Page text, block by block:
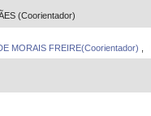
(Coorientador)
MORAIS FREIRE(Coorientador)